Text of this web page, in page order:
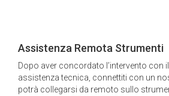
Assistenza Remota Strumenti
Dopo aver concordato l’intervento con
assistenza tecnica, connettiti con un
potrà collegarsi da remoto sullo